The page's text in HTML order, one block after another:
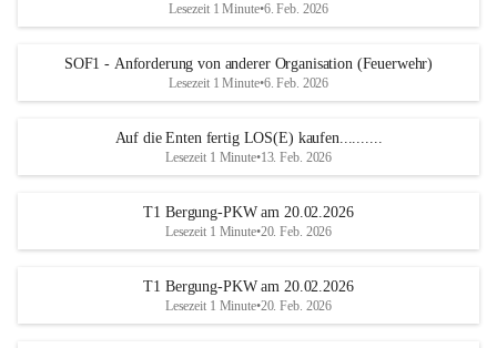
Lesezeit 1 Minute•6. Feb. 2026
SOF1 - Anforderung von anderer Organisation (Feuerwehr)
Lesezeit 1 Minute•6. Feb. 2026
Auf die Enten fertig LOS(E) kaufen..........
Lesezeit 1 Minute•13. Feb. 2026
T1 Bergung-PKW am 20.02.2026
Lesezeit 1 Minute•20. Feb. 2026
T1 Bergung-PKW am 20.02.2026
Lesezeit 1 Minute•20. Feb. 2026